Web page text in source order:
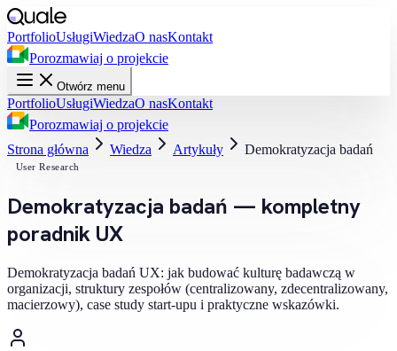
PortfolioUsługiWiedzaO nasKontakt
Porozmawiaj o projekcie
Otwórz menu
PortfolioUsługiWiedzaO nasKontakt
Porozmawiaj o projekcie
Strona główna
Wiedza Artykuły Demokratyzacja badań
User Research
Demokratyzacja badań — kompletny
poradnik UX
Demokratyzacja badań UX: jak budować kulturę badawczą w
organizacji, struktury zespołów (centralizowany, zdecentralizowany,
macierzowy), case study start-upu i praktyczne wskazówki.